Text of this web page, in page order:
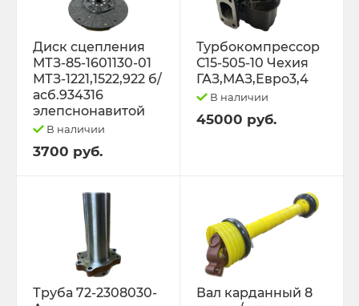
Диск сцепления
МТЗ-85-1601130-01
МТЗ-1221,1522,922 б/
асб.934316
элепснонавитой
В наличии
3700 руб.
Турбокомпрессор
С15-505-10 Чехия
ГАЗ,МАЗ,Евро3,4
В наличии
45000 руб.
Труба 72-2308030-
Вал карданный 8